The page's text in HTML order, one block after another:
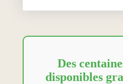
Des
disponibles